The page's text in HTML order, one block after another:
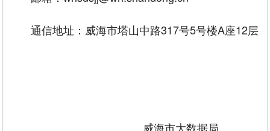
通信地址：威海市塔山中路317号5号楼A座12层
威海市大数据局